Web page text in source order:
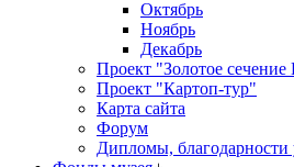
Октябрь
Ноябрь
Декабрь
Проект "Золотое
Проект "Картоп-тур"
Карта сайта
Форум
Дипломы, благодарности